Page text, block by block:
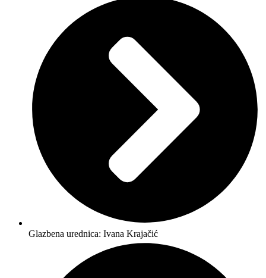
Glazbena urednica: Ivana Krajačić